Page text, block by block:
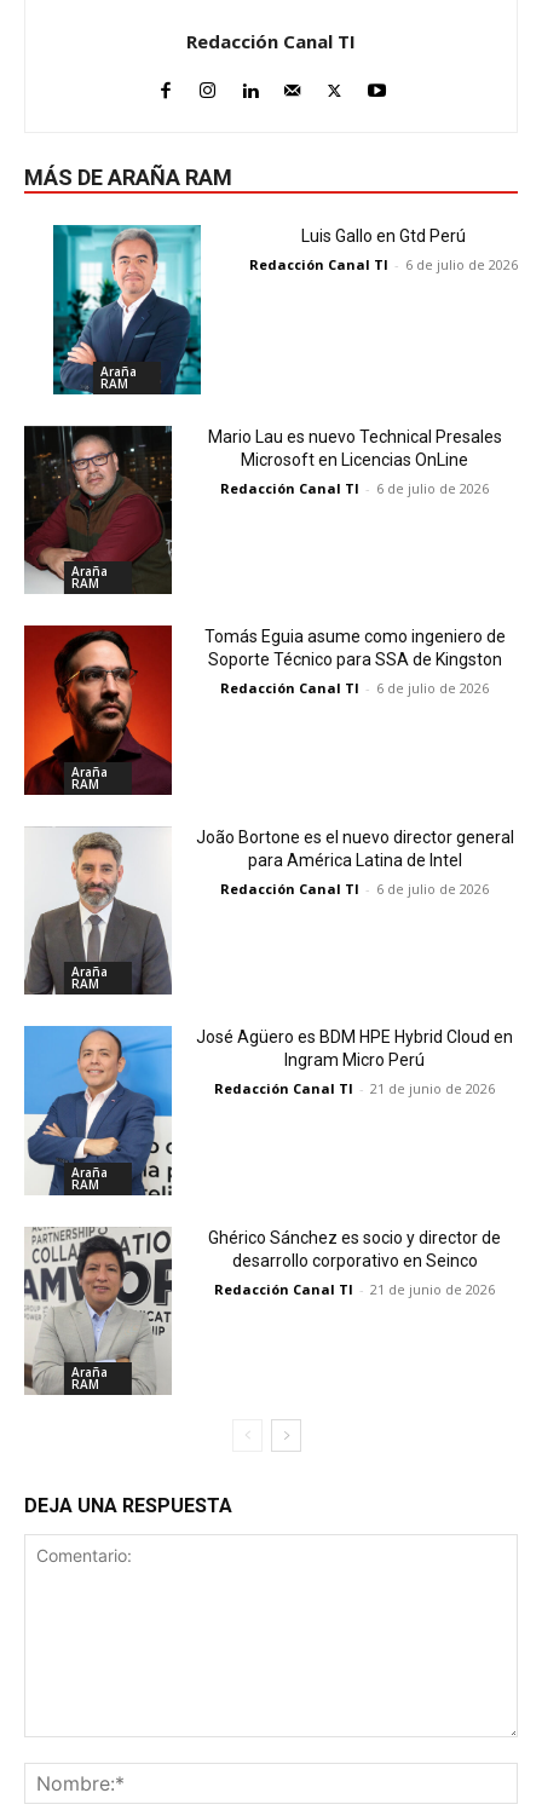
Redacción Canal TI
MÁS DE ARAÑA RAM
Araña
RAM
Luis Gallo en Gtd Perú
Redacción Canal TI - 6 de julio de 2026
Araña
RAM
Mario Lau es nuevo Technical Presales
Microsoft en Licencias OnLine
Redacción Canal TI - 6 de julio de 2026
Araña
RAM
Tomás Eguia asume como ingeniero de
Soporte Técnico para SSA de Kingston
Redacción Canal TI - 6 de julio de 2026
Araña
RAM
João Bortone es el nuevo director general
para América Latina de Intel
Redacción Canal TI - 6 de julio de 2026
Araña
RAM
José Agüero es BDM HPE Hybrid Cloud en
Ingram Micro Perú
Redacción Canal TI - 21 de junio de 2026
Araña
RAM
Ghérico Sánchez es socio y director de
desarrollo corporativo en Seinco
Redacción Canal TI - 21 de junio de 2026
DEJA UNA RESPUESTA